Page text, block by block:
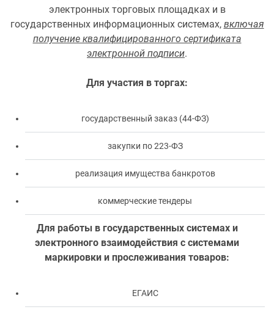
электронных торговых площадках и в
государственных информационных системах, включая
получение квалифицированного сертификата
электронной подписи.
Для участия в торгах:
государственный заказ (44-ФЗ)
закупки по 223-ФЗ
реализация имущества банкротов
коммерческие тендеры
Для работы в государственных системах и
электронного взаимодействия с системами
маркировки и прослеживания товаров:
ЕГАИС